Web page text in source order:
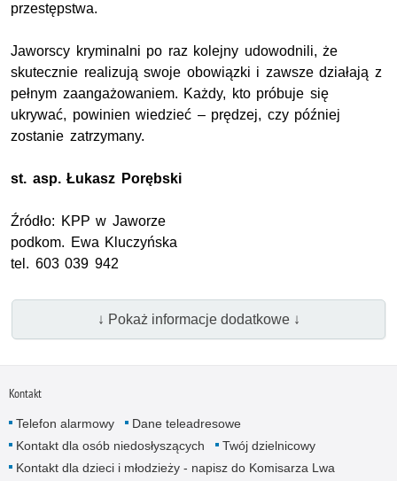
przestępstwa.
Jaworscy kryminalni po raz kolejny udowodnili, że
skutecznie realizują swoje obowiązki i zawsze działają z
pełnym zaangażowaniem. Każdy, kto próbuje się
ukrywać, powinien wiedzieć – prędzej, czy później
zostanie zatrzymany.
st. asp.Łukasz Porębski
Źródło: KPP w Jaworze
podkom. Ewa Kluczyńska
tel. 603 039 942
↓ Pokaż informacje dodatkowe ↓
Kontakt
Telefon alarmowy
Dane teleadresowe
Kontakt dla osób niedosłyszących
Twój dzielnicowy
Kontakt dla dzieci i młodzieży - napisz do Komisarza Lwa